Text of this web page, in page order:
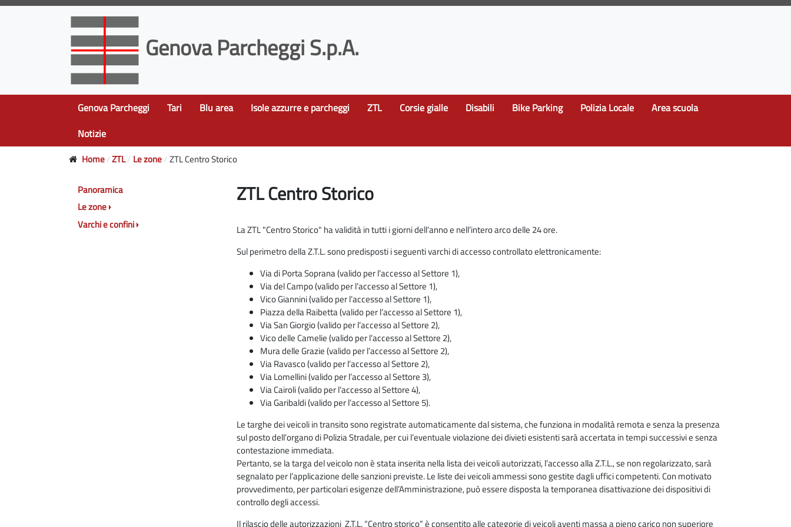
Genova Parcheggi S.p.A.
Genova Parcheggi Tari Blu area Isole azzurre e parcheggi ZTL Corsie gialle Disabili Bike Parking Polizia Locale
Area scuola
Notizie
Home ZTL Le zone ZTL Centro Storico
ZTL Centro Storico
La ZTL "Centro Storico" ha validità in tutti i giorni dell’anno e nell’intero arco delle 24 ore.
Sul perimetro della Z.T.L. sono predisposti i seguenti varchi di accesso controllato elettronicamente:
Via di Porta Soprana (valido per l’accesso al Settore 1),
Via del Campo (valido per l’accesso al Settore 1),
Vico Giannini (valido per l’accesso al Settore 1),
Piazza della Raibetta (valido per l’accesso al Settore 1),
Via San Giorgio (valido per l’accesso al Settore 2),
Vico delle Camelie (valido per l’accesso al Settore 2),
Mura delle Grazie (valido per l’accesso al Settore 2),
Via Ravasco (valido per l’accesso al Settore 2),
Via Lomellini (valido per l’accesso al Settore 3),
Via Cairoli (valido per l’accesso al Settore 4),
Via Garibaldi (valido per l’accesso al Settore 5).
Le targhe dei veicoli in transito sono registrate automaticamente dal sistema, che funziona in modalità remota e senza la presenza
sul posto dell’organo di Polizia Stradale, per cui l’eventuale violazione dei divieti esistenti sarà accertata in tempi successivi e senza
contestazione immediata.
Pertanto, se la targa del veicolo non è stata inserita nella lista dei veicoli autorizzati, l’accesso alla Z.T.L., se non regolarizzato, sarà
segnalato per l’applicazione delle sanzioni previste. Le liste dei veicoli ammessi sono gestite dagli uffici competenti. Con motivato
provvedimento, per particolari esigenze dell’Amministrazione, può essere disposta la temporanea disattivazione dei dispositivi di
controllo degli accessi.
Il rilascio delle autorizzazioni Z.T.L. “Centro storico” è consentito alle categorie di veicoli aventi massa a pieno carico non superiore
Panoramica
Le zone
Varchi e confini